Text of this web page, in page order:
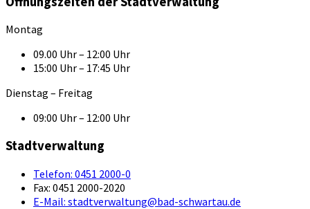
Montag
09.00 Uhr – 12:00 Uhr
15:00 Uhr – 17:45 Uhr
Dienstag – Freitag
09:00 Uhr – 12:00 Uhr
Stadtverwaltung
Telefon: 0451 2000-0
Fax: 0451 2000-2020
E-Mail: stadtverwaltung@bad-schwartau.de